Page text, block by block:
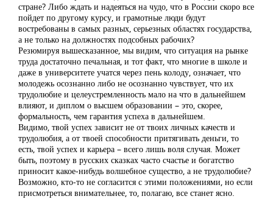
стране? Либо ждать и надеяться на чудо, что в России скоро все
пойдет по другому курсу, и грамотные люди будут
востребованы в самых разных, серьезных областях государства,
а не только на должностях подсобных рабочих?
Резюмируя вышесказанное, мы видим, что ситуация на рынке
труда достаточно печальная, и тот факт, что многие в школе и
даже в университете учатся через пень колоду, означает, что
молодежь осознанно либо не осознанно чувствует, что их
трудолюбие и целеустремленность мало на что в дальнейшем
влияют, и диплом о высшем образовании – это, скорее,
формальность, чем гарантия успеха в дальнейшем.
Видимо, твой успех зависит не от твоих личных качеств и
трудолюбия, а от твоей способности притягивать деньги, то
есть, твой успех и карьера – всего лишь воля случая. Может
быть, поэтому в русских сказках часто счастье и богатство
приносит какое-нибудь волшебное существо, а не трудолюбие?
Возможно, кто-то не согласится с этими положениями, но если
присмотреться внимательнее, то, полагаю, все станет ясно.